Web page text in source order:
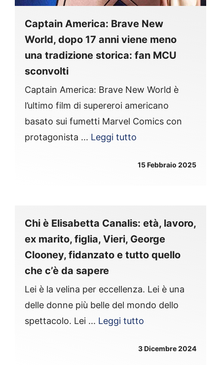
Captain America: Brave New
World, dopo 17 anni viene meno
una tradizione storica: fan MCU
sconvolti
Captain America: Brave New World è
l’ultimo film di supereroi americano
basato sui fumetti Marvel Comics con
protagonista ... Leggi tutto
15 Febbraio 2025
Chi è Elisabetta Canalis: età, lavoro,
ex marito, figlia, Vieri, George
Clooney, fidanzato e tutto quello
che c’è da sapere
Lei è la velina per eccellenza. Lei è una
delle donne più belle del mondo dello
spettacolo. Lei ... Leggi tutto
3 Dicembre 2024